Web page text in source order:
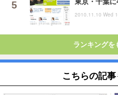
2010.11.10 Wed
ランキングを
こちらの記